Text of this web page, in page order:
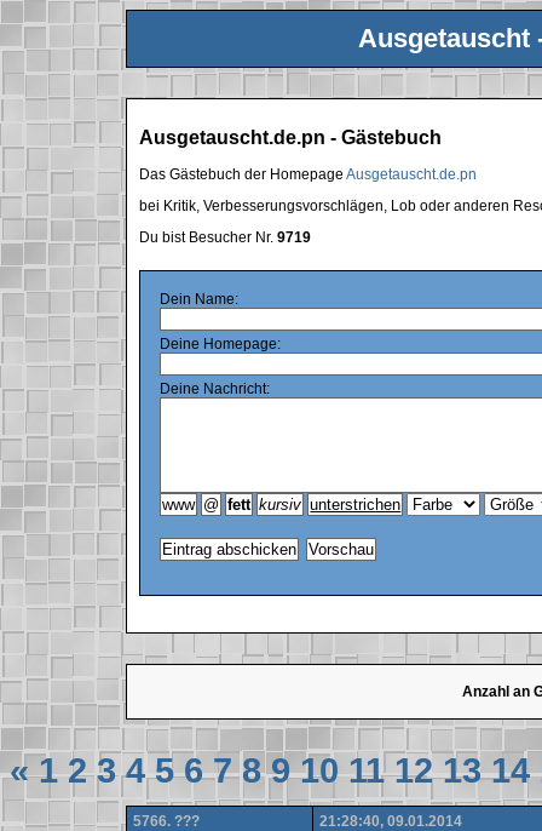
Ausgetauscht
Ausgetauscht.de.pn - Gästebuch
Das Gästebuch der HomepageAusgetauscht.de.pn
bei Kritik, Verbesserungsvorschlägen, Lob oder anderen
Du bist Besucher Nr.9719
Dein Name:
Deine Homepage:
Deine Nachricht:
Anzahl an
« 1 2 3 4 5 6 7 8 9 10 11 12 13 14
5766. ??? 21:28:40, 09.01.2014